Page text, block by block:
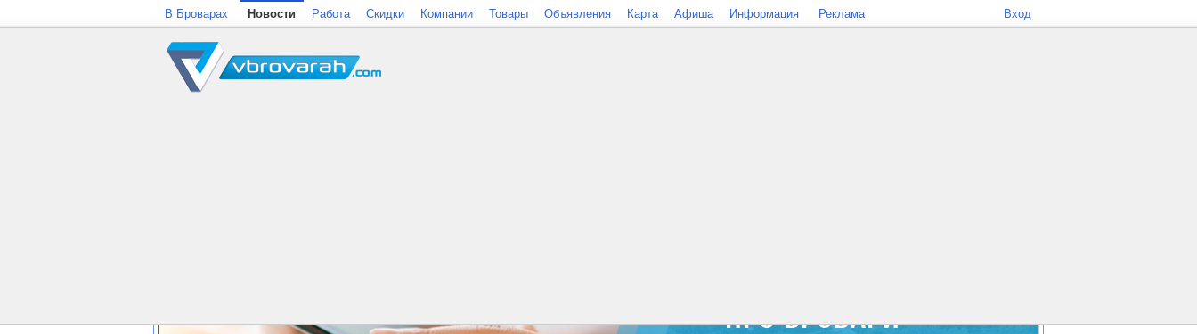
В Броварах Новости Работа Скидки Компании Товары Объявления Карта Афиша Информация Реклама Вход